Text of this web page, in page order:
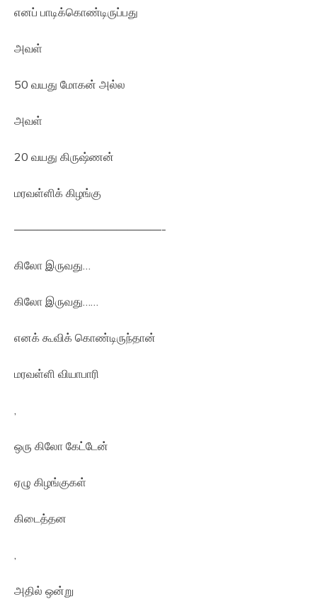
எனப் பாடிக்கொண்டிருப்பது
அவள்
50 வயது மோகன் அல்ல
அவள்
20 வயது கிருஷ்ணன்
மரவள்ளிக் கிழங்கு
—————————————-
கிலோ இருவது…
கிலோ இருவது……
எனக் கூவிக் கொண்டிருந்தான்
மரவள்ளி வியாபாரி
ஒரு கிலோ கேட்டேன்
ஏழு கிழங்குகள்
கிடைத்தன
அதில் ஒன்று